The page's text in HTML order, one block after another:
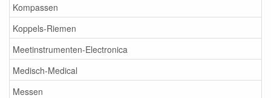
Kompassen
Koppels-Riemen
Meetinstrumenten-Electronica
Medisch-Medical
Messen